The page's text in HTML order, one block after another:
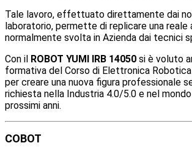
Tale lavoro, effettuato direttamente dai
laboratorio, permette di replicare una
normalmente svolta in Azienda dai tecnici
Con il ROBOT YUMI IRB 14050 si è voluto
formativa del Corso di Elettronica
per creare una nuova figura professionale
richiesta nella Industria 4.0/5.0 e nel
prossimi anni.
COBOT